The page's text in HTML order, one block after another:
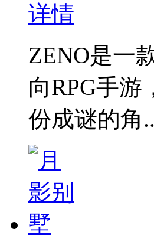
详情
ZENO是一
向RPG手
份成谜的角